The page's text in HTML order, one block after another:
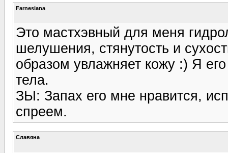
Farnesiana
Это мастхэвный для меня
шелушения, стянутость и
образом увлажняет кожу :) Я
тела.
ЗЫ: Запах его мне нравится,
спреем.
Славяна